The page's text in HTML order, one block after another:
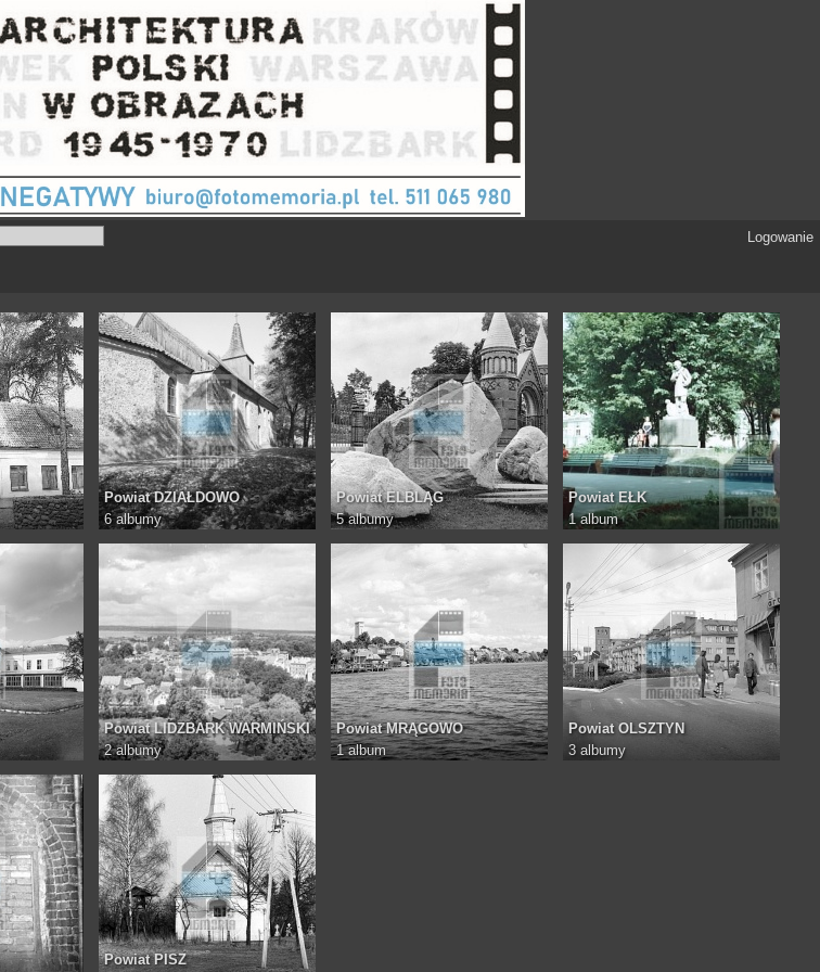
Logowanie
Powiat DZIAŁDOWO
6 albumy
Powiat ELBLĄG
5 albumy
Powiat EŁK
1 album
Powiat LIDZBARK WARMIŃSKI
2 albumy
Powiat MRĄGOWO
1 album
Powiat OLSZTYN
3 albumy
Powiat PISZ